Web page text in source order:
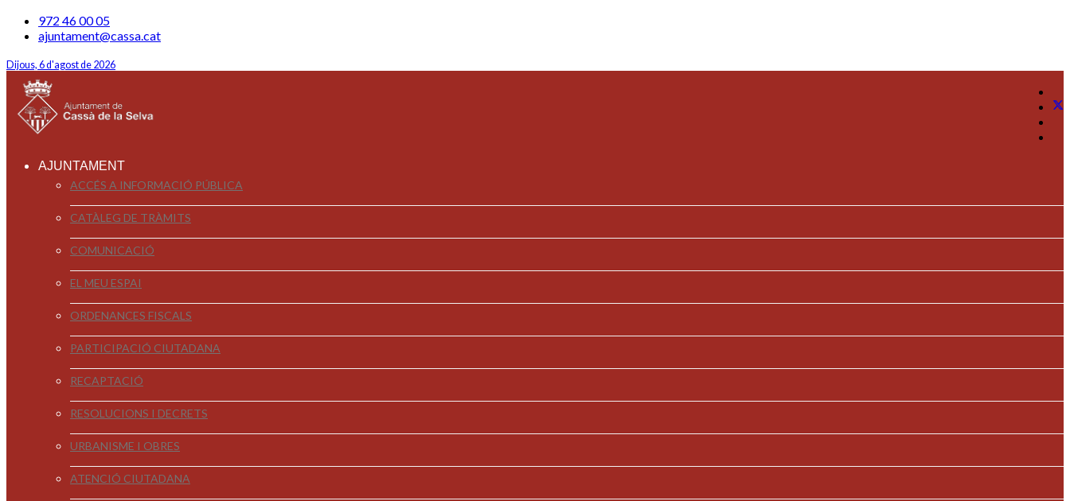
972 46 00 05
ajuntament@cassa.cat
Dijous, 6 d'agost de 2026
AJUNTAMENT
ACCÉS A INFORMACIÓ PÚBLICA
CATÀLEG DE TRÀMITS
COMUNICACIÓ
EL MEU ESPAI
ORDENANCES FISCALS
PARTICIPACIÓ CIUTADANA
RECAPTACIÓ
RESOLUCIONS I DECRETS
URBANISME I OBRES
ATENCIÓ CIUTADANA